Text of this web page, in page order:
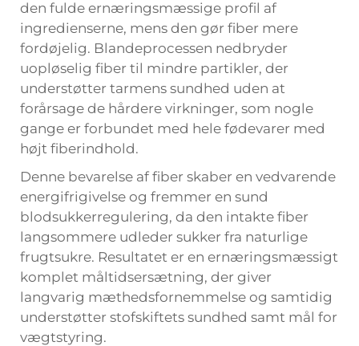
den fulde ernæringsmæssige profil af
ingredienserne, mens den gør fiber mere
fordøjelig. Blandeprocessen nedbryder
uopløselig fiber til mindre partikler, der
understøtter tarmens sundhed uden at
forårsage de hårdere virkninger, som nogle
gange er forbundet med hele fødevarer med
højt fiberindhold.
Denne bevarelse af fiber skaber en vedvarende
energifrigivelse og fremmer en sund
blodsukkerregulering, da den intakte fiber
langsommere udleder sukker fra naturlige
frugtsukre. Resultatet er en ernæringsmæssigt
komplet måltidsersætning, der giver
langvarig mæthedsfornemmelse og samtidig
understøtter stofskiftets sundhed samt mål for
vægtstyring.